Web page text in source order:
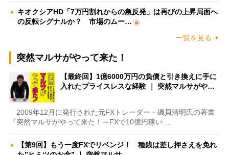
キオクシアHD「7万円割れからの急反発」は再びの上昇局面へ
の反転シグナルか？ 市場のムー…
一覧を見る
突然マルサがやって来た！
【最終回】1億6000万円の負債と引き換えに手に
入れたプライスレスな経験 ｜ 突然マルサがや…
2009年12月に発行された元FXトレーダー・磯貝清明氏の著書
『突然マルサがやって来た！～FXで10億円稼い…
【第9回】もう一度FXでリベンジ！ 種銭は差し押さえを免れ